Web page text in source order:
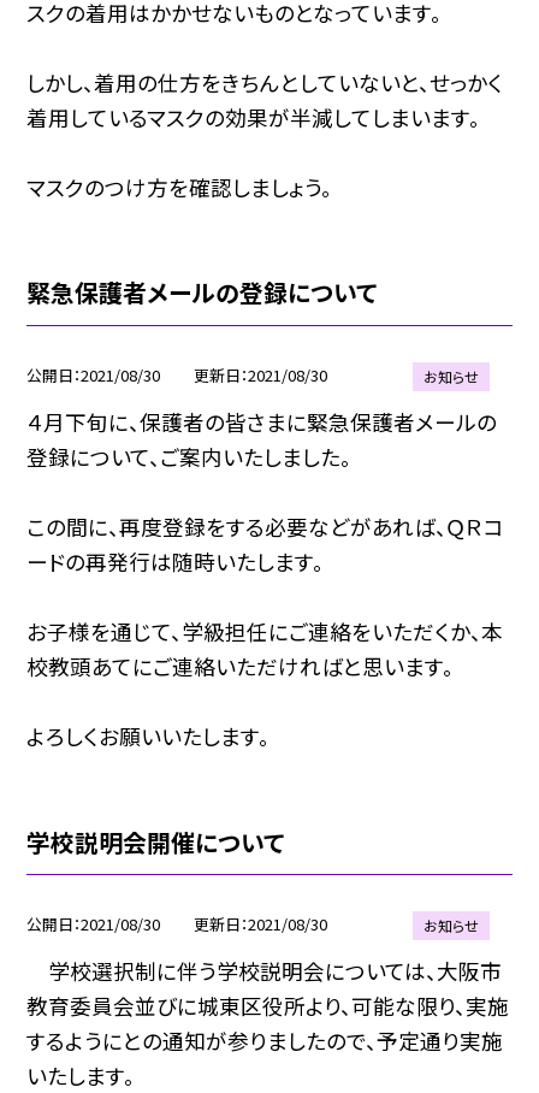
スクの着用はかかせないものとなっています。
しかし、着用の仕方をきちんとしていないと、せっかく
着用しているマスクの効果が半減してしまいます。
マスクのつけ方を確認しましょう。
緊急保護者メールの登録について
公開日 2021/08/30 更新日 2021/08/30 お知らせ
４月下旬に、保護者の皆さまに緊急保護者メールの
登録について、ご案内いたしました。
この間に、再度登録をする必要などがあれば、ＱＲコ
ードの再発行は随時いたします。
お子様を通じて、学級担任にご連絡をいただくか、本
校教頭あてにご連絡いただければと思います。
よろしくお願いいたします。
学校説明会開催について
公開日 2021/08/30 更新日 2021/08/30 お知らせ
学校選択制に伴う学校説明会については、大阪市
教育委員会並びに城東区役所より、可能な限り、実施
するようにとの通知が参りましたので、予定通り実施
いたします。